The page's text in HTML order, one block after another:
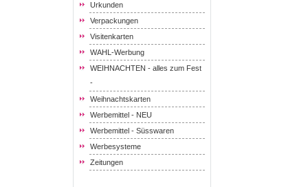
Urkunden
Verpackungen
Visitenkarten
WAHL-Werbung
WEIHNACHTEN - alles zum Fest
-
Weihnachtskarten
Werbemittel - NEU
Werbemittel - Süsswaren
Werbesysteme
Zeitungen